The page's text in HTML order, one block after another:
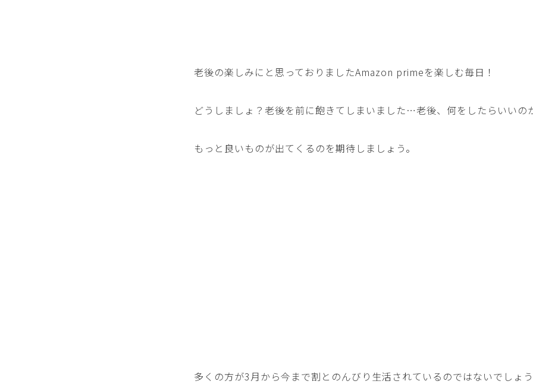
老後の楽しみにと思っておりましたAmazon primeを楽しむ毎日！
どうしましょ？老後を前に飽きてしまいました…老後、何をしたらいいの
もっと良いものが出てくるのを期待しましょう。
多くの方が3月から今まで割とのんびり生活されているのではないでしょ